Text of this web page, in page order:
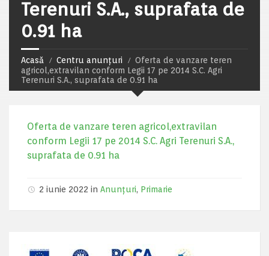
Terenuri S.A., suprafata de
0.91 ha
Acasă Centru anunțuri
Oferta de vanzare teren
agricol,extravilan conform Legii 17 pe 2014 S.C. Agri
Terenuri S.A., suprafata de 0.91 ha
Oferta de vanzare teren agricol,extravilan
conform Legii 17 pe 2014 S.C. Agri Terenuri S.A.,
suprafata de 0.91 ha
2 iunie 2022 in Anunțuri, Primarie